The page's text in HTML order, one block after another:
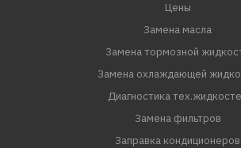
Цены
Замена масла
Замена тормозной
Замена охлаждающей
Диагностика
Замена фильтров
Заправка кондиционеров